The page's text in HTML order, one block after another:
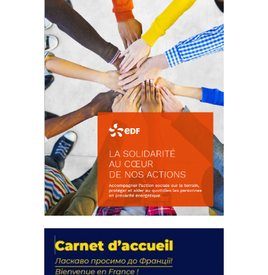
FEUILLETER
actions
18 septembre 2023